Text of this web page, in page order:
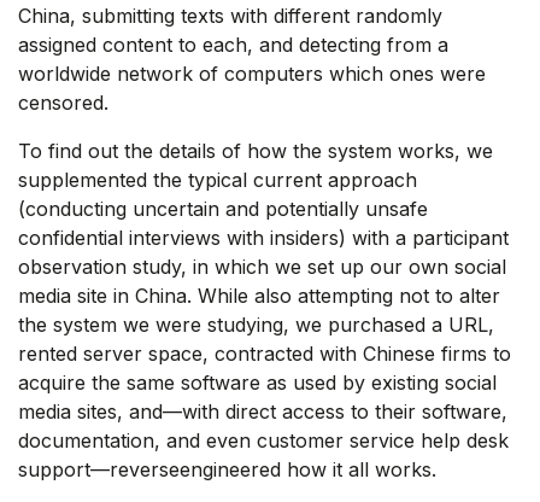
China, submitting texts with different randomly
assigned content to each, and detecting from a
worldwide network of computers which ones were
censored.
To find out the details of how the system works, we
supplemented the typical current approach
(conducting uncertain and potentially unsafe
confidential interviews with insiders) with a participant
observation study, in which we set up our own social
media site in China. While also attempting not to alter
the system we were studying, we purchased a URL,
rented server space, contracted with Chinese firms to
acquire the same software as used by existing social
media sites, and—with direct access to their software,
documentation, and even customer service help desk
support—reverseengineered how it all works.